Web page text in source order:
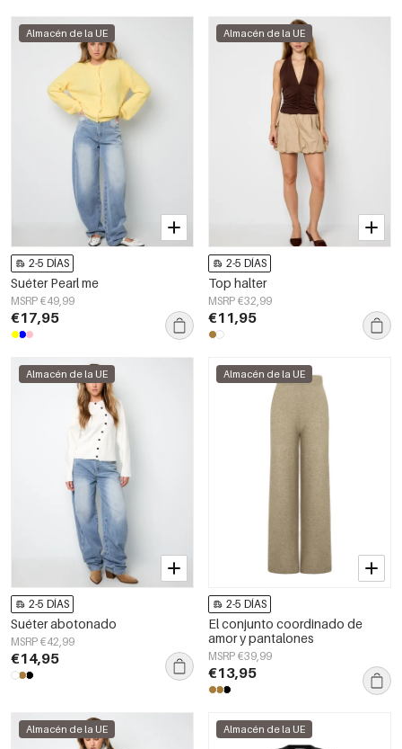
Almacén de la UE
2-5 DÍAS
Suéter Pearl me
MSRP €49,99
€17,95
Almacén de la UE
2-5 DÍAS
Top halter
MSRP €32,99
€11,95
Almacén de la UE
2-5 DÍAS
Suéter abotonado
MSRP €42,99
€14,95
Almacén de la UE
2-5 DÍAS
El conjunto coordinado de
amor y pantalones
MSRP €39,99
€13,95
Almacén de la UE Almacén de la UE